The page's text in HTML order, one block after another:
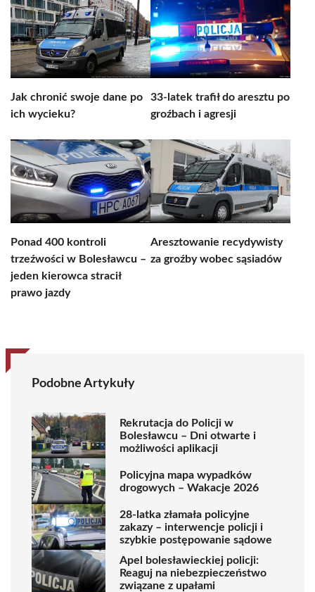
Jak chronić swoje dane po
ich wycieku?
33-latek trafił do aresztu po
groźbach i agresji
Ponad 400 kontroli
trzeźwości w Bolesławcu –
jeden kierowca stracił
prawo jazdy
Aresztowanie recydywisty
za groźby wobec sąsiadów
Podobne Artykuły
Rekrutacja do Policji w
Bolesławcu – Dni otwarte i
możliwości aplikacji
Policyjna mapa wypadków
drogowych – Wakacje 2026
28-latka złamała policyjne
zakazy – interwencje policji i
szybkie postępowanie sądowe
Apel bolesławieckiej policji:
Reaguj na niebezpieczeństwo
związane z upałami